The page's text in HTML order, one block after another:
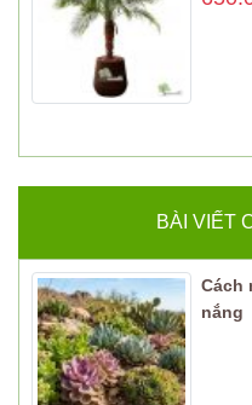
BÀI VIẾT
Cách
nắng